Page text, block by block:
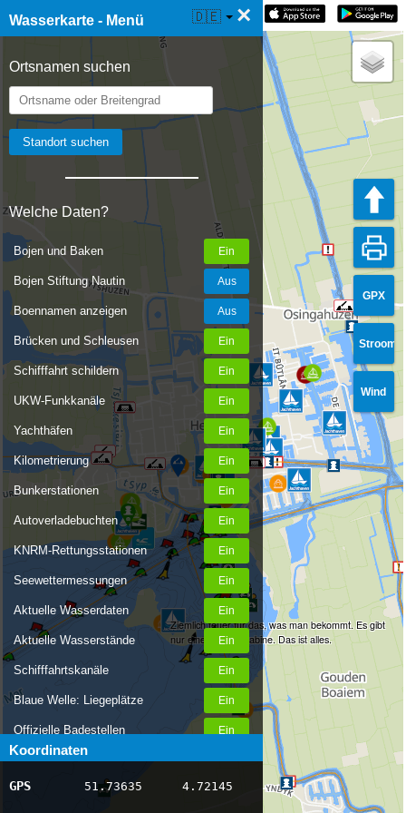
Wasserkarte - Menü ×
Ortsnamen suchen
Welche Daten?
Bojen und Baken
Bojen Stiftung Nautin
Boennamen anzeigen
Brücken und Schleusen
Schifffahrt schildern
UKW-Funkkanäle
Yachthäfen
Kilometrierung
Bunkerstationen
Autoverladebuchten
KNRM-Rettungsstationen
Seewettermessungen
Aktuelle Wasserdaten
Aktuelle Wasserstände
Schifffahrtskanäle
Blaue Welle: Liegeplätze
Offizielle Badestellen
Nachrichten Binnenschifffahrt
AIS-Schiffspositionen
Koordinaten
GPS 51.73635 4.72145
☰ Wasserkarte Live 🇩🇪
GPX
Stroom
Wind
Ziemlich teuer für das, was man bekommt. Es gibt
nur eine Toilettenkabine. Das ist alles.